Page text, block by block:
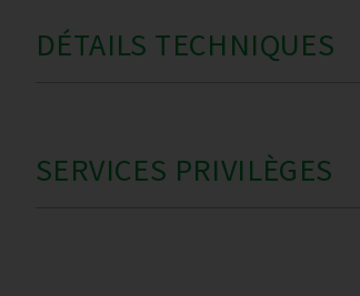
DÉTAILS TECHNIQUES
SERVICES PRIVILÈGES